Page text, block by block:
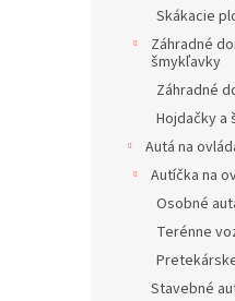
Skákacie
Záhradné
šmykľavky
Záhradné
Hojdačky a
Autá na
Autíčka na
Osobné
Terénne
Stavebné